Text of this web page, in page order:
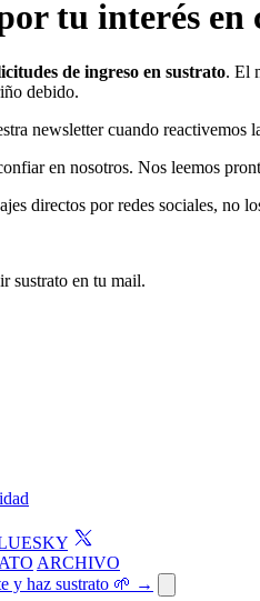
tu interés en
de ingreso en sustrato. El
debido.
newsletter cuando reactivemos
en nosotros. Nos leemos
directos por redes sociales, no
sustrato en tu mail.
ARCHIVO
y haz sustrato 🌱 →